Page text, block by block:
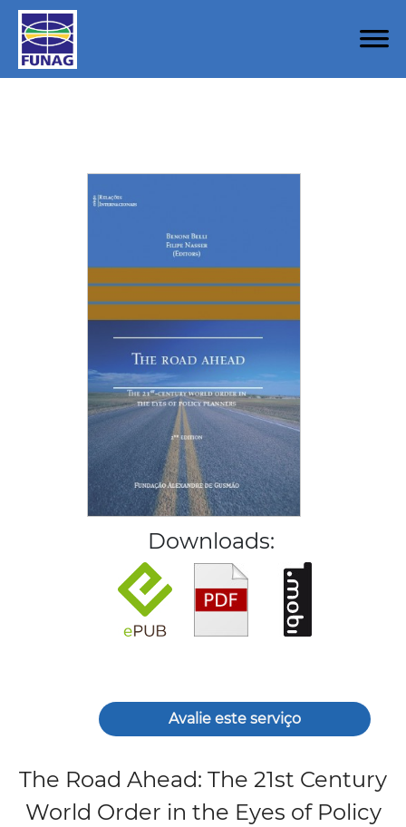
Downloads:
Avalie este serviço
The Road Ahead: The 21st Century
World Order in the Eyes of Policy